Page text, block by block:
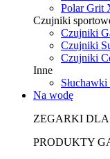
Polar Grit
Czujniki
Czujniki
Czujniki
Czujniki
Inne
Na wodę
ZEGARKI
PRODUKTY